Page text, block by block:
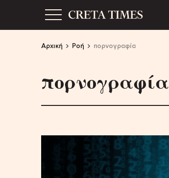
Αρχική Ροή πορνογραφία
πορνογραφία